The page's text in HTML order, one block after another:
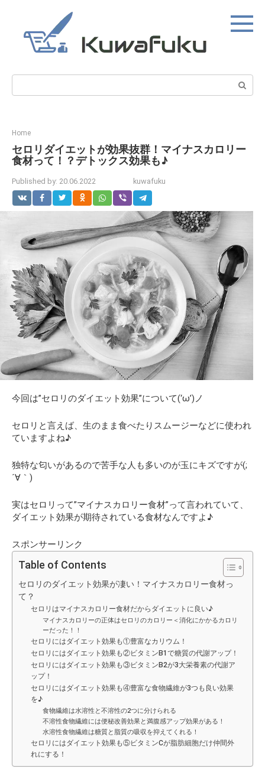
content
Search:
Home
セロリダイエットが効果抜群！マイナスカロリー
食材って！？デトックス効果も♪
Published by: 20.06.2022 kuwafuku
今回は”セロリのダイエット効果”について(‘ω’)ノ
セロリと言えば、生のまま食べたりスムージーなどに使われ
ていますよね♪
独特な匂いがあるので苦手な人も多いのが玉にキズですが(;
´∀｀)
実はセロリって”マイナスカロリー食材”って言われていて、
ダイエット効果が期待されている食材なんですよ♪
スポンサーリンク
Table of Contents
セロリのダイエット効果が凄い！マイナスカロリー食材っ
て？
セロリはマイナスカロリー食材だからダイエットに良い♪
マイナスカロリーの正体はセロリのカロリー＜消化にかかるカロリ
ーだった！！
セロリにはダイエット効果も①豊富なカリウム！
セロリにはダイエット効果も②ビタミンB1で糖質の代謝アップ！
セロリにはダイエット効果も③ビタミンB2が3大栄養素の代謝ア
ップ！
セロリにはダイエット効果も④豊富な食物繊維が3つも良い効果
を♪
食物繊維は水溶性と不溶性の2つに分けられる
不溶性食物繊維には便秘改善効果と満腹感アップ効果がある！
水溶性食物繊維は糖質と脂質の吸収を抑えてくれる！
セロリにはダイエット効果も⑤ビタミンCが脂肪細胞だけ仲間外
れにする！